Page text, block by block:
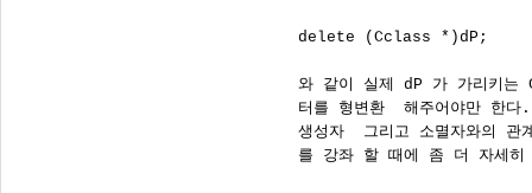
      delete (Cclass *)dP;
와 같이 실제 dP 가 가리키는
터를 형변환  해주어야만 한
생성자  그리고 소멸자와의
를 강좌 할 때에 좀 더 자세히